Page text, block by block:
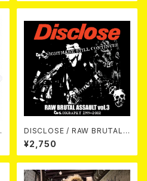
DISCLOSE / RAW BRUTAL
ASSAULT Vol.3 : DISCOGR
APHY 1999-2002 (2xCD)
¥2,750